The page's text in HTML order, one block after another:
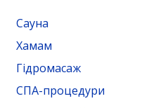
Сауна
Хамам
Гідромасаж
СПА-процедури